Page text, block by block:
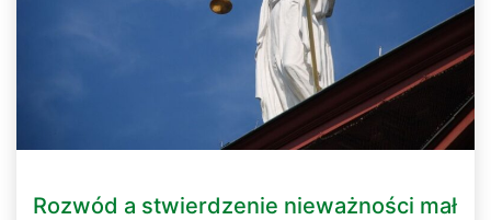
Rozwód a stwierdzenie nieważności mał